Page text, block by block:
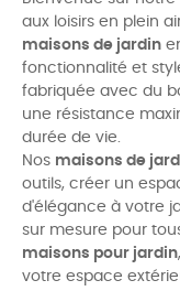
aux loisirs en plein
maisons de jardin
fonctionnalité et
fabriquée avec du
une résistance
durée de vie.
Nos maisons de
outils, créer un
d'élégance à votre
sur mesure pour
maisons pour jardin
votre espace